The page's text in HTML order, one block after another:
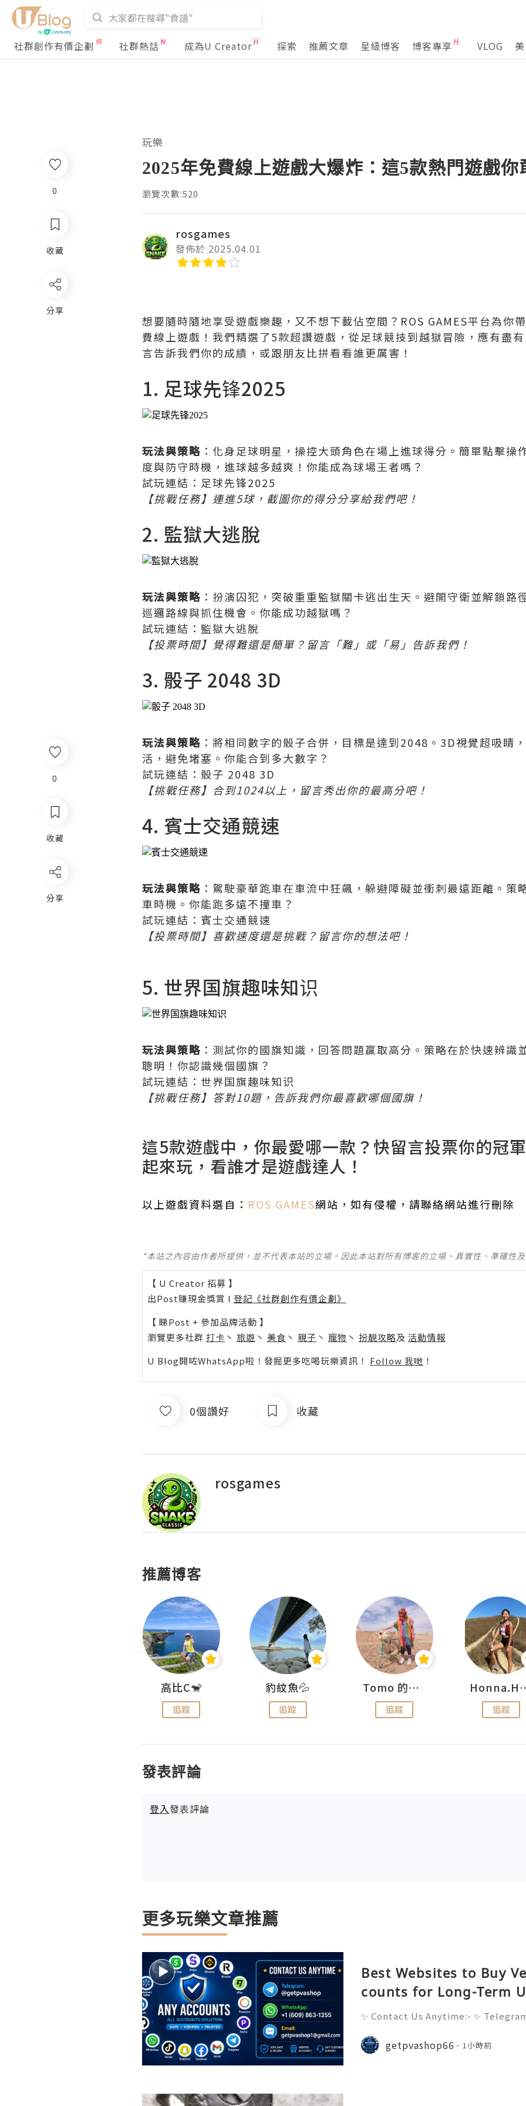
社群創作有價企劃 社群熱話 成為U Creator 探索 推薦文章 星級博客 博客專享 VLOG
0
收藏
分享
玩樂
2025年免費線上遊戲大爆炸：這5款熱門遊戲
瀏覽次數:520
rosgames
發佈於 2025.04.01
想要隨時隨地享受遊戲樂趣，又不想下載佔空間？ROS GAMES平台為你
費線上遊戲！我們精選了5款超讚遊戲，從足球競技到越獄冒險，應有盡
言告訴我們你的成績，或跟朋友比拼看看誰更厲害！
1. 足球先锋2025
玩法與策略 ：化身足球明星，操控大頭角色在場上進球得分。簡單點擊操
度與防守時機，進球越多越爽！你能成為球場王者嗎？
試玩連結：足球先锋2025
【挑戰任務】連進5球，截圖你的得分分享給我們吧！
2. 監獄大逃脫
玩法與策略 ：扮演囚犯，突破重重監獄關卡逃出生天。避開守衛並解鎖路
巡邏路線與抓住機會。你能成功越獄嗎？
試玩連結：監獄大逃脫
【投票時間】覺得難還是簡單？留言「難」或「易」告訴我們！
3. 骰子 2048 3D
玩法與策略 ：將相同數字的骰子合併，目標是達到2048。3D視覺超吸睛
活，避免堵塞。你能合到多大數字？
試玩連結：骰子 2048 3D
【挑戰任務】合到1024以上，留言秀出你的最高分吧！
4. 賓士交通競速
玩法與策略 ：駕駛豪華跑車在車流中狂飆，躲避障礙並衝刺最遠距離。策
車時機。你能跑多遠不撞車？
試玩連結：賓士交通競速
【投票時間】喜歡速度還是挑戰？留言你的想法吧！
5. 世界国旗趣味知识
玩法與策略 ：測試你的國旗知識，回答問題贏取高分。策略在於快速辨識
聰明！你認識幾個國旗？
試玩連結：世界国旗趣味知识
【挑戰任務】答對10題，告訴我們你最喜歡哪個國旗！
這5款遊戲中，你最愛哪一款？快留言投票你的冠
起來玩，看誰才是遊戲達人！
以上遊戲資料選自： ROS GAMES網站，如有侵權，請聯絡網站進行刪除
*本站之內容由作者所提供，並不代表本站的立場。因此本站對所有博客的立場、真實性、準確性
【 U Creator 招募 】
出Post賺現金獎賞 l 登記《社群創作有價企劃》
【 睇Post + 參加品牌活動 】
瀏覽更多社群 打卡 丶 旅遊 丶 美食 丶 親子 丶 寵物 丶 扮靚攻略及 活動情報
U Blog開咗WhatsApp啦！發掘更多吃喝玩樂資訊！ Follow 我哋 ！
0個讚好 收藏
rosgames
推薦博客
高比C🐒
追蹤
豹紋魚💦
追蹤
Tomo 的快樂宇宙
追蹤 追蹤
發表評論
登入發表評論
更多玩樂文章推薦
Best Websites to Buy
counts for Long-Term
✨ Contact Us Anytime:- ✨
st Websites to Buy Verified
Use In the digital era, havin
getpvashop66 1小時前
0
收藏
分享